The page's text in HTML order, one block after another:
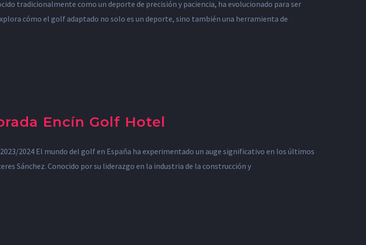
tradicionalmente como un deporte de precisión y paciencia, ha evolucionado para ser
cómo el golf adaptado no solo es un deporte, sino también una herramienta de
Encín Golf Hotel
2024 El mundo del golf en España ha experimentado un auge significativo en los últimos
Sánchez. Conocido por su liderazgo en la industria de la construcción y